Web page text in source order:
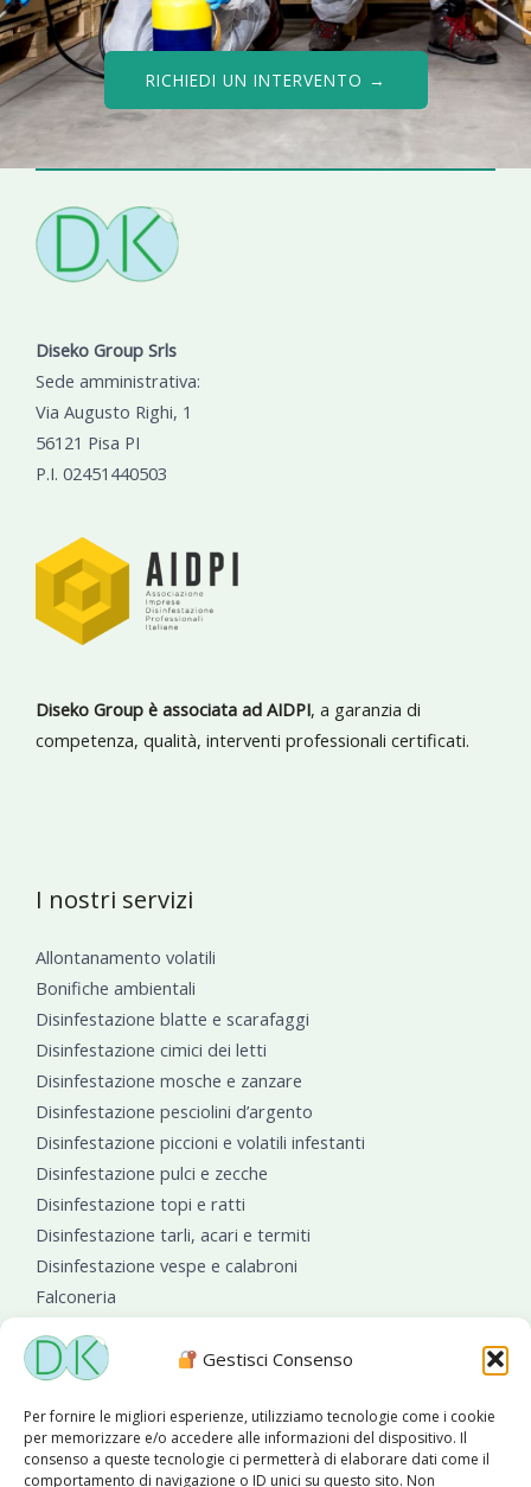
Gestisci Consenso
Per fornire le migliori esperienze, utilizziamo tecnologie come i cookie
per memorizzare e/o accedere alle informazioni del dispositivo. Il
consenso a queste tecnologie ci permetterà di elaborare dati come il
comportamento di navigazione o ID unici su questo sito. Non
RICHIEDI UN INTERVENTO →
Diseko Group Srls
Sede amministrativa:
Via Augusto Righi, 1
56121 Pisa PI
P.I. 02451440503
Diseko Group è associata ad AIDPI, a garanzia di
competenza, qualità, interventi professionali certificati.
I nostri servizi
Allontanamento volatili
Bonifiche ambientali
Disinfestazione blatte e scarafaggi
Disinfestazione cimici dei letti
Disinfestazione mosche e zanzare
Disinfestazione pesciolini d’argento
Disinfestazione piccioni e volatili infestanti
Disinfestazione pulci e zecche
Disinfestazione topi e ratti
Disinfestazione tarli, acari e termiti
Disinfestazione vespe e calabroni
Falconeria